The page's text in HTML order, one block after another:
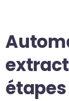
étapes